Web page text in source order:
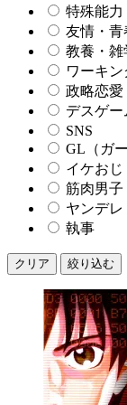
特殊能力
友情・青
教養・雑
ワーキ
政略恋愛
デスゲ
SNS
GL（ガ
イケおじ
筋肉男子
ヤンデレ
執事
クリア 絞り込む